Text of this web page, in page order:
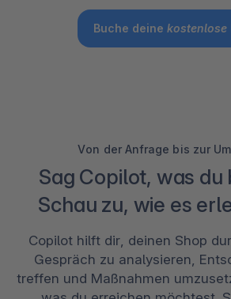
Buche deine kostenlose
Von der Anfrage bis zur
Sag Copilot, was du
Schau zu, wie es
Copilot hilft dir, deinen Shop
Gespräch zu analysieren,
treffen und Maßnahmen